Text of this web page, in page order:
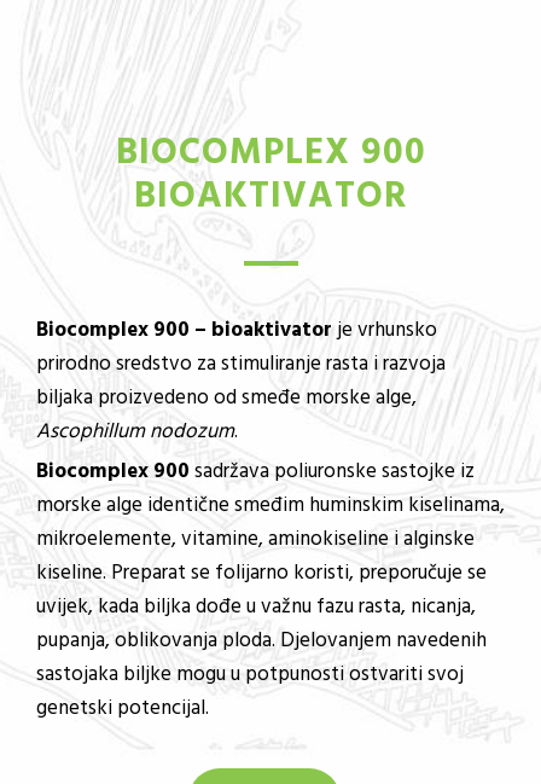
BIOCOMPLEX 900
BIOAKTIVATOR
Biocomplex 900 – bioaktivatorje vrhunsko
prirodno sredstvo za stimuliranje rasta i razvoja
biljaka proizvedeno od smeđe morske alge,
Ascophillum nodozum.
Biocomplex 900sadržava poliuronske sastojke iz
morske alge identične smeđim huminskim kiselinama,
mikroelemente, vitamine, aminokiseline i alginske
kiseline. Preparat se folijarno koristi, preporučuje se
uvijek, kada biljka dođe u važnu fazu rasta, nicanja,
pupanja, oblikovanja ploda. Djelovanjem navedenih
sastojaka biljke mogu u potpunosti ostvariti svoj
genetski potencijal.